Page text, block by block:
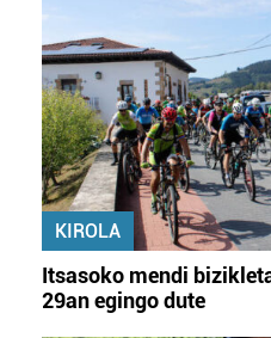
KIROLA
Itsasoko mendi
29an egingo dute